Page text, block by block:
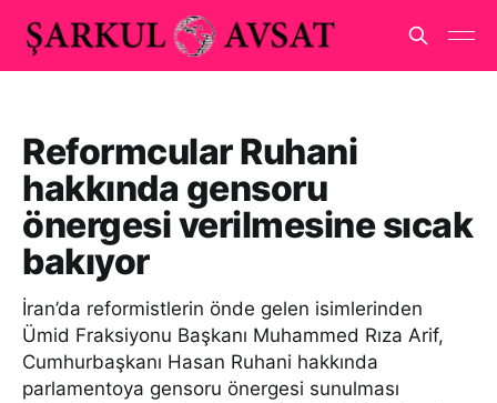
Reformcular Ruhani
hakkında gensoru
önergesi verilmesine sıcak
bakıyor
İran’da reformistlerin önde gelen isimlerinden
Ümid Fraksiyonu Başkanı Muhammed Rıza Arif,
Cumhurbaşkanı Hasan Ruhani hakkında
parlamentoya gensoru önergesi sunulması